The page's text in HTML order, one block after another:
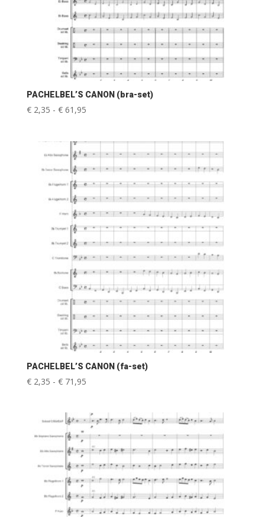
PACHELBEL’S CANON (bra-set)
€2,35 - €61,95Prijsklasse:
€ 61,95
PACHELBEL’S CANON (fa-set)
€2,35 - €71,95Prijsklasse:
€ 71,95